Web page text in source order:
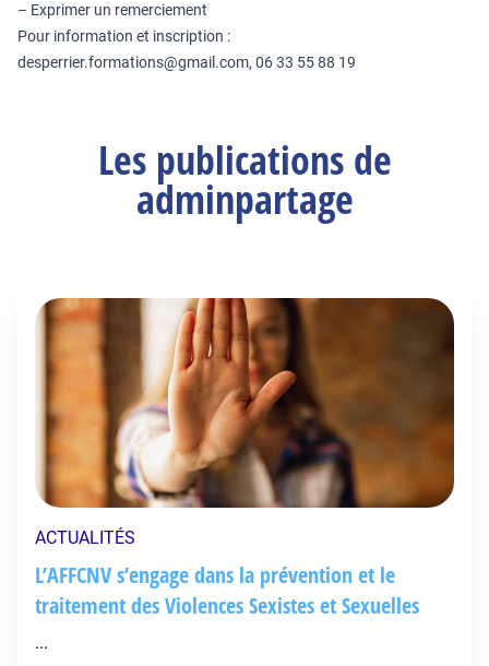
– Exprimer un remerciement
Pour information et inscription :
desperrier.formations@gmail.com, 06 33 55 88 19
Les publications de
adminpartage
ACTUALITÉS
L’AFFCNV s’engage dans la prévention et le
traitement des Violences Sexistes et Sexuelles
...